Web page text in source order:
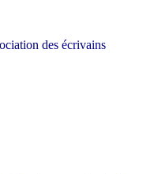
des écrivains